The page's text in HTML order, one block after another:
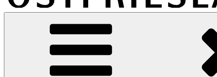
Marke-Ostfriesland
Eine weitere WordPress-Website